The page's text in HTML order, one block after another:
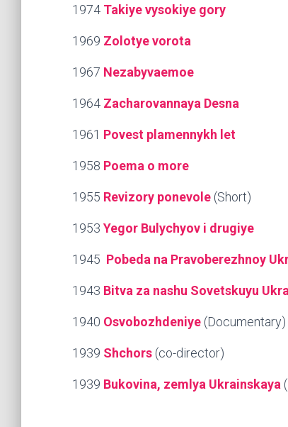
1974 Takiye vysokiye gory
1969 Zolotye vorota
1967 Nezabyvaemoe
1964 Zacharovannaya Desna
1961 Povest plamennykh let
1958 Poema o more
1955 Revizory ponevole (Short)
1953 Yegor Bulychyov i drugiye
1945 Pobeda na Pravoberezhnoy
1943 Bitva za nashu Sovetskuyu
1940 Osvobozhdeniye (Documentary)
1939 Shchors (co-director)
1939 Bukovina, zemlya Ukrainskaya